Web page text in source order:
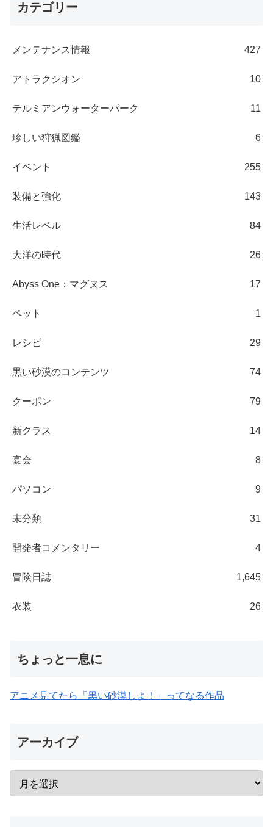
カテゴリー
メンテナンス情報 427
アトラクシオン 10
テルミアンウォーターパーク 11
珍しい狩猟図鑑 6
イベント 255
装備と強化 143
生活レベル 84
大洋の時代 26
Abyss One：マグヌス 17
ペット 1
レシピ 29
黒い砂漠のコンテンツ 74
クーポン 79
新クラス 14
宴会 8
パソコン 9
未分類 31
開発者コメンタリー 4
冒険日誌 1,645
衣装 26
ちょっと一息に
アニメ見てたら「黒い砂漠しよ！」ってなる作品
アーカイブ